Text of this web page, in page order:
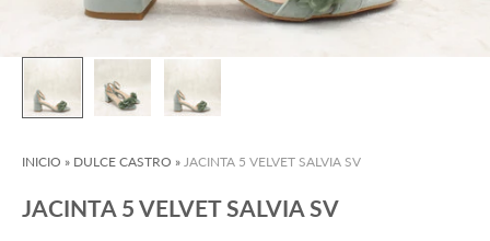
INICIO » DULCE CASTRO » JACINTA 5 VELVET SALVIA SV
JACINTA 5 VELVET SALVIA SV